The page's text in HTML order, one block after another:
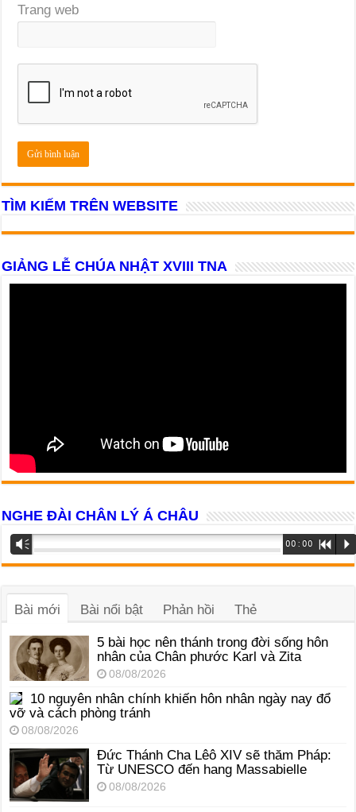
Trang web
TÌM KIẾM TRÊN WEBSITE
GIẢNG LỄ CHÚA NHẬT XVIII TNA
NGHE ĐÀI CHÂN LÝ Á CHÂU
Trình
phát
Vm 00:00 R P
Bài mới Bài nổi bật Phản hồi Thẻ
5 bài học nên thánh trong đời sống hôn
nhân của Chân phước Karl và Zita
08/08/2026
10 nguyên nhân chính khiến hôn nhân ngày nay đổ
vỡ và cách phòng tránh
08/08/2026
Đức Thánh Cha Lêô XIV sẽ thăm Pháp:
Từ UNESCO đến hang Massabielle
08/08/2026